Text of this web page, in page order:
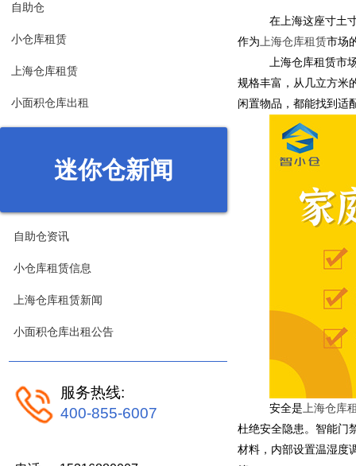
在上海这座寸土
作为上海仓库租赁市场
上海仓库租赁市
规格丰富，从几立方米
闲置物品，都能找到适
安全是上海仓库
杜绝安全隐患。智能门
材料，内部设置温湿度
自助仓
小仓库租赁
上海仓库租赁
小面积仓库出租
迷你仓新闻
自助仓资讯
小仓库租赁信息
上海仓库租赁新闻
小面积仓库出租公告
服务热线:
400-855-6007